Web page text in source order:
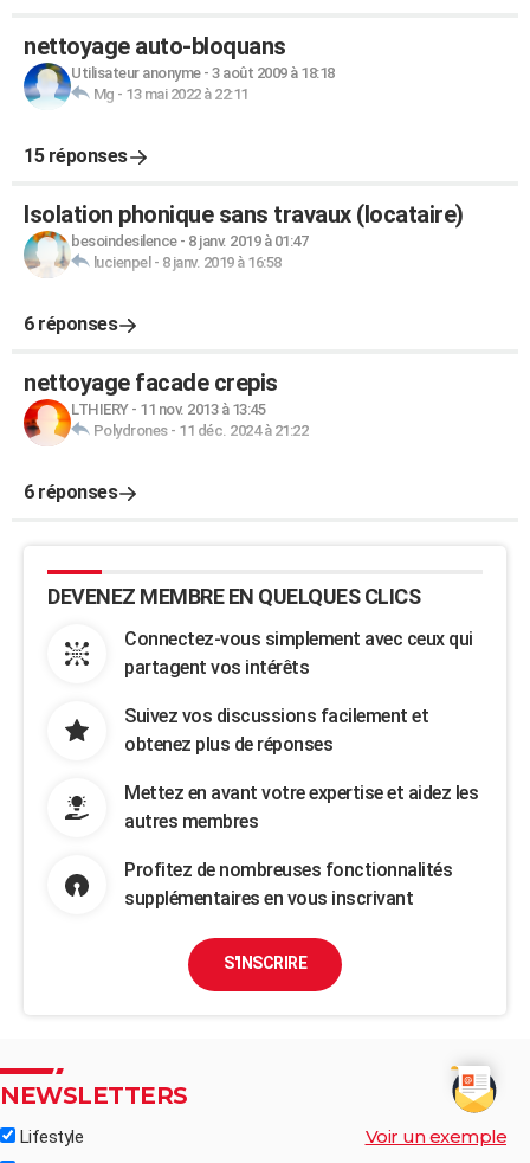
nettoyage auto-bloquans
Utilisateur anonyme- 3 août 2009 à 18:18
Mg - 13 mai 2022 à 22:11
15 réponses
Isolation phonique sans travaux (locataire)
besoindesilence- 8 janv. 2019 à 01:47
lucienpel - 8 janv. 2019 à 16:58
6 réponses
nettoyage facade crepis
LTHIERY- 11 nov. 2013 à 13:45
Polydrones- 11 déc. 2024 à 21:22
6 réponses
DEVENEZ MEMBRE EN QUELQUES CLICS
Connectez-vous simplement avec ceux qui
partagent vos intérêts
Suivez vos discussions facilement et
obtenez plus de réponses
Mettez en avant votre expertise et aidez les
autres membres
Profitez de nombreuses fonctionnalités
supplémentaires en vous inscrivant
S'INSCRIRE
NEWSLETTERS
Lifestyle Voir un exemple